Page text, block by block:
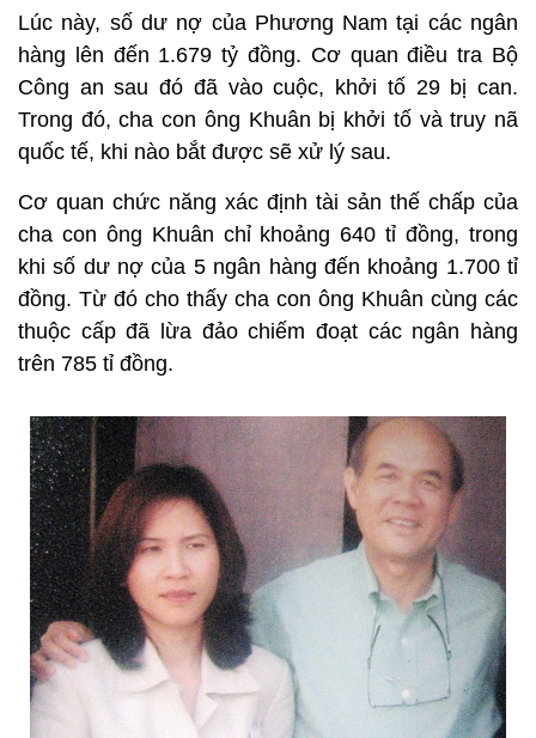
Lúc này, số dư nợ của Phương Nam tại các ngân
hàng lên đến 1.679 tỷ đồng. Cơ quan điều tra Bộ
Công an sau đó đã vào cuộc, khởi tố 29 bị can.
Trong đó, cha con ông Khuân bị khởi tố và truy nã
quốc tế, khi nào bắt được sẽ xử lý sau.
Cơ quan chức năng xác định tài sản thế chấp của
cha con ông Khuân chỉ khoảng 640 tỉ đồng, trong
khi số dư nợ của 5 ngân hàng đến khoảng 1.700 tỉ
đồng. Từ đó cho thấy cha con ông Khuân cùng các
thuộc cấp đã lừa đảo chiếm đoạt các ngân hàng
trên 785 tỉ đồng.